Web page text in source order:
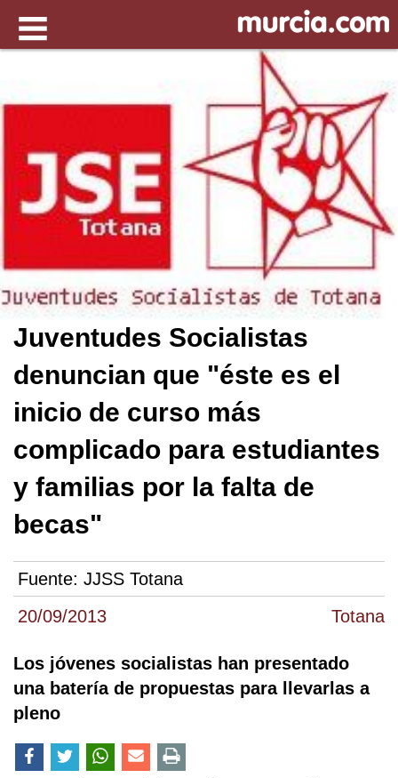
20/09/2013 Totana
Juventudes Socialistas
denuncian que "éste es el
inicio de curso más
complicado para estudiantes
y familias por la falta de
becas"
Fuente: JJSS Totana
Los jóvenes socialistas han presentado
una batería de propuestas para llevarlas a
pleno